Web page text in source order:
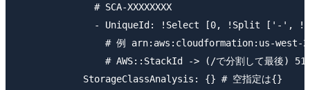
              # SCA-XXXXXXXX
- UniqueId: !Select [0, !Split ['-',
# 例 arn:aws:cloudformation:us-
# AWS::StackId -> (/で分割して最後)
            StorageClassAnalysis: {} # 空指定は{}